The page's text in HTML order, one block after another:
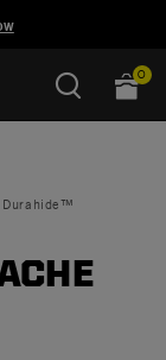
0
Durahide™